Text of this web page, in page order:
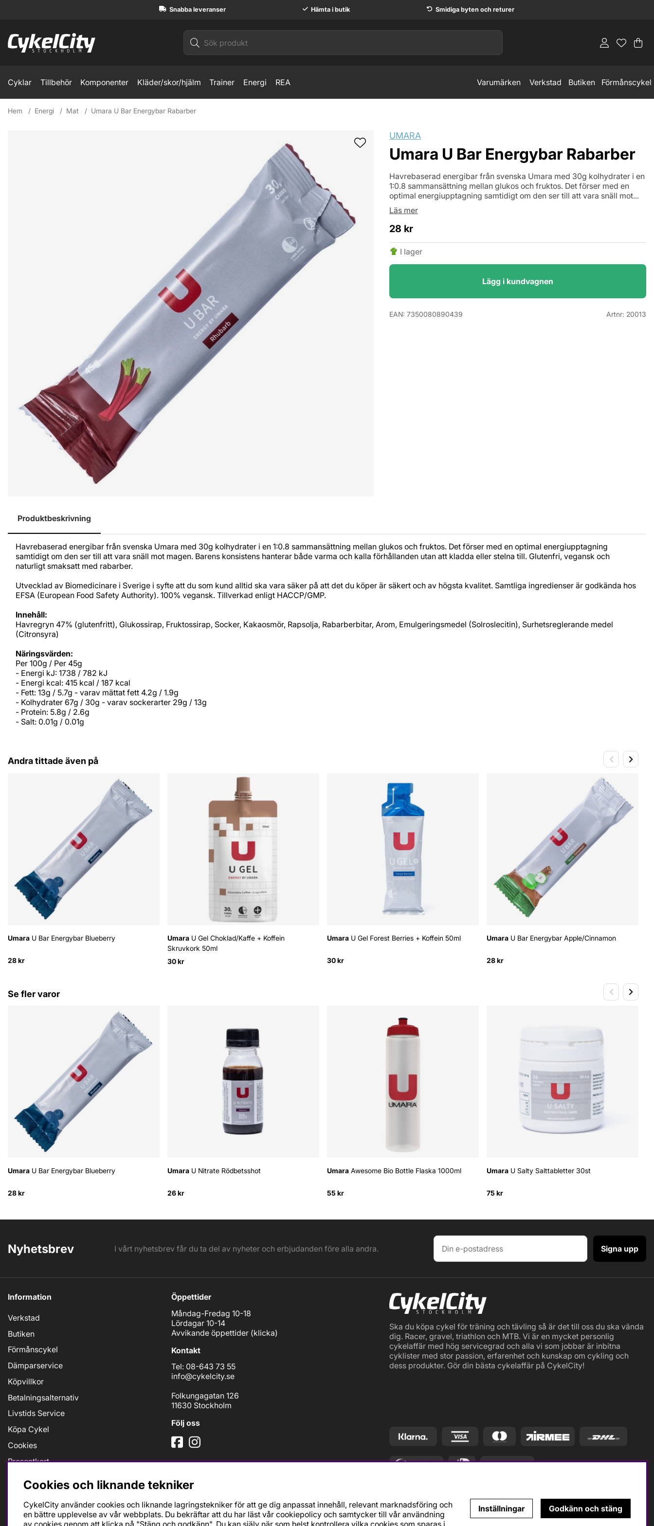
Snabba leveranser Hämta i butik Smidiga byten och returer
.
Cyklar Tillbehör Komponenter Kläder/skor/hjälm Trainer Energi REA Varumärken Verkstad Butiken Förmånscykel
Hem Energi Mat Umara U Bar Energybar Rabarber
UMARA
Umara U Bar Energybar Rabarber
Havrebaserad energibar från svenska Umara med 30g kolhydrater i en
1:0.8 sammansättning mellan glukos och fruktos. Det förser med en
optimal energiupptagning samtidigt om den ser till att vara snäll mot...
Läs mer
28 kr
I lager
Lägg i kundvagnen
EAN: 7350080890439 Artnr: 20013
Produktbeskrivning
Havrebaserad energibar från svenska Umara med 30g kolhydrater i en 1:0.8 sammansättning mellan glukos och fruktos. Det förser med en optimal energiupptagning
samtidigt om den ser till att vara snäll mot magen. Barens konsistens hanterar både varma och kalla förhållanden utan att kladda eller stelna till. Glutenfri, vegansk och
naturligt smaksatt med rabarber.
Utvecklad av Biomedicinare i Sverige i syfte att du som kund alltid ska vara säker på att det du köper är säkert och av högsta kvalitet. Samtliga ingredienser är godkända hos
EFSA (European Food Safety Authority). 100% vegansk. Tillverkad enligt HACCP/GMP.
Innehåll:
Havregryn 47% (glutenfritt), Glukossirap, Fruktossirap, Socker, Kakaosmör, Rapsolja, Rabarberbitar, Arom, Emulgeringsmedel (Solroslecitin), Surhetsreglerande medel
(Citronsyra)
Näringsvärden:
Per 100g / Per 45g
- Energi kJ: 1738 / 782 kJ
- Energi kcal: 415 kcal / 187 kcal
- Fett: 13g / 5.7g - varav mättat fett 4.2g / 1.9g
- Kolhydrater 67g / 30g - varav sockerarter 29g / 13g
- Protein: 5.8g / 2.6g
- Salt: 0.01g / 0.01g
Andra tittade även på
Umara U Bar Energybar Blueberry
28 kr
Umara U Gel Choklad/Kaffe + Koffein
Skruvkork 50ml
30 kr
Umara U Gel Forest Berries + Koffein 50ml
30 kr
Umara U Bar Energybar Apple/Cinnamon
28 kr
Se fler varor
Umara U Bar Energybar Blueberry
28 kr
Umara U Nitrate Rödbetsshot
26 kr
Umara Awesome Bio Bottle Flaska 1000ml
55 kr
Umara U Salty Salttabletter 30st
75 kr
Nyhetsbrev I vårt nyhetsbrev får du ta del av nyheter och erbjudanden före alla andra. Signa upp
Information
Verkstad
Butiken
Förmånscykel
Dämparservice
Köpvillkor
Betalningsalternativ
Livstids Service
Köpa Cykel
Cookies
Presentkort
Bikefit Retül
Öppettider
Måndag-Fredag 10-18
Lördagar 10-14
Avvikande öppettider (klicka)
Kontakt
Tel: 08-643 73 55
info@cykelcity.se
Folkungagatan 126
11630 Stockholm
Följ oss
Ska du köpa cykel för träning och tävling så är det till oss du ska vända
dig. Racer, gravel, triathlon och MTB. Vi är en mycket personlig
cykelaffär med hög servicegrad och alla vi som jobbar är inbitna
cyklister med stor passion, erfarenhet och kunskap om cykling och
dess produkter. Gör din bästa cykelaffär på CykelCity!
Cookies och liknande tekniker
CykelCity använder cookies och liknande lagringstekniker för att ge dig anpassat innehåll, relevant marknadsföring och
en bättre upplevelse av vår webbplats. Du bekräftar att du har läst vår cookiepolicy och samtycker till vår användning
av cookies genom att klicka på "Stäng och godkänn". Du kan själv när som helst kontrollera vilka cookies som sparas i
Inställningar Godkänn och stäng